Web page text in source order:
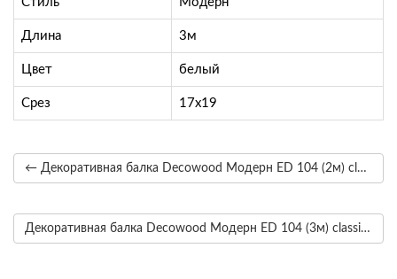
Длина 3м
Цвет белый
Срез 17х19
← Декоративная балка Decowood Модерн ED 104 (2м) classic тёмная 17х19
Декоративная балка Decowood Модерн ED 104 (3м) classic светлая 17х19 →